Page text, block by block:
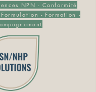
NPN - Conformité
- Formation -